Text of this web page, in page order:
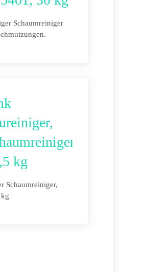
Schaumreiniger
kg
Schaumreiniger,